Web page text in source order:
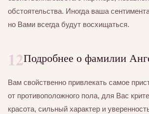
обстоятельства. Иногда ваша
но Вами всегда будут восхищаться.
12Подробнее о фамилии
Вам свойственно привлекать самое
от противоположного пола, для Вас
красота, сильный характер и